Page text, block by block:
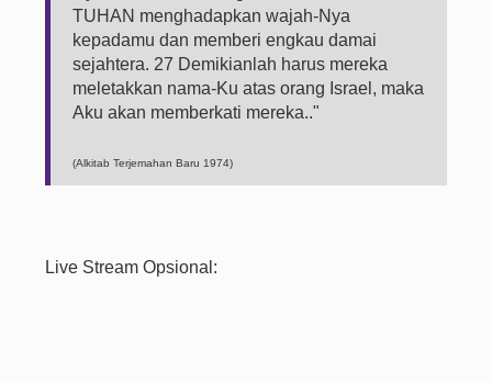
TUHAN menghadapkan wajah-Nya
kepadamu dan memberi engkau damai
sejahtera. 27 Demikianlah harus mereka
meletakkan nama-Ku atas orang Israel, maka
Aku akan memberkati mereka.."
(Alkitab Terjemahan Baru 1974)
Live Stream Opsional: